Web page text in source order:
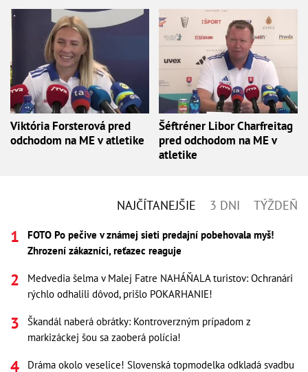
Viktória Forsterová pred
odchodom na ME v atletike
Šéftréner Libor Charfreitag
pred odchodom na ME v
atletike
NAJČÍTANEJŠIE 3 DNI TÝŽDEŇ
FOTO Po pečive v známej sieti predajní pobehovala myš!
Zhrození zákazníci, reťazec reaguje
Medvedia šelma v Malej Fatre NAHÁŇALA turistov: Ochranári
rýchlo odhalili dôvod, prišlo POKARHANIE!
Škandál naberá obrátky: Kontroverzným prípadom z
markizáckej šou sa zaoberá polícia!
Dráma okolo veselice! Slovenská topmodelka odkladá svadbu